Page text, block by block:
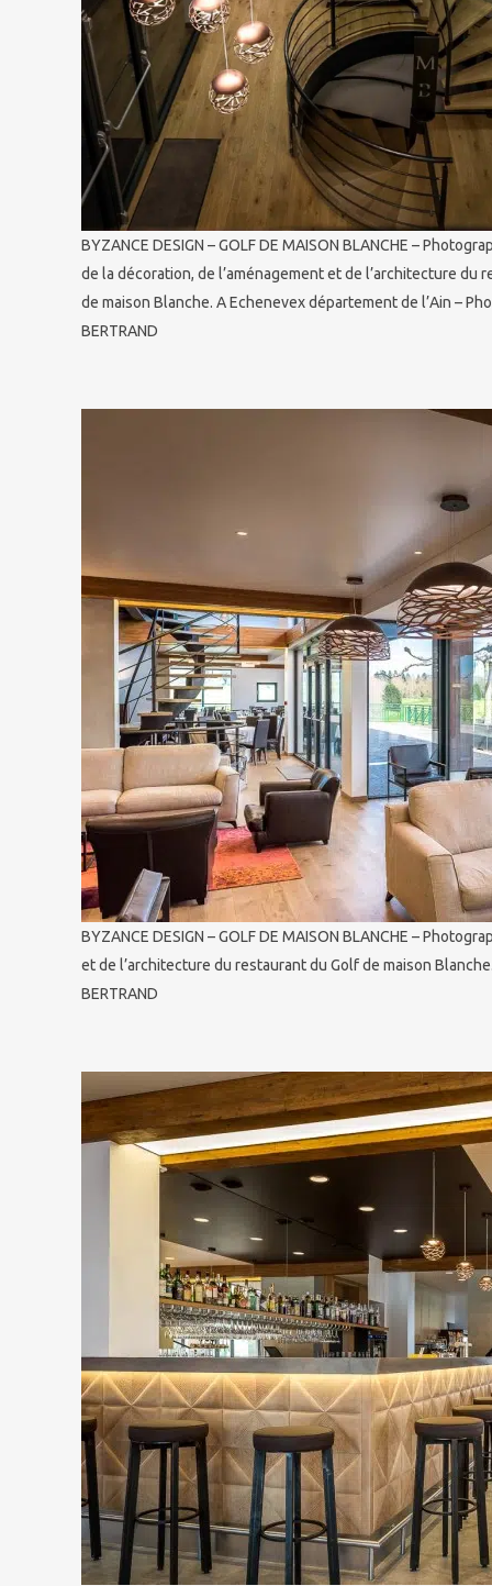
BYZANCE DESIGN – GOLF DE MAISON BLANCHE –
de la décoration, de l’aménagement et de l’architecture du
de maison Blanche. A Echenevex département de l’Ain –
BERTRAND
BYZANCE DESIGN – GOLF DE MAISON BLANCHE –
et de l’architecture du restaurant du Golf de maison
BERTRAND